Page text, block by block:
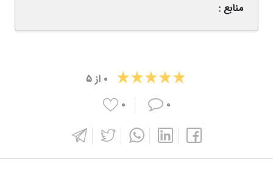
منابع :
۰ از۵
۰
۰